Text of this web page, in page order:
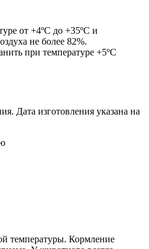
от +4ºС до +35ºС и
не более 82%.
при температуре +5ºС
Дата изготовления указана на
температуры. Кормление